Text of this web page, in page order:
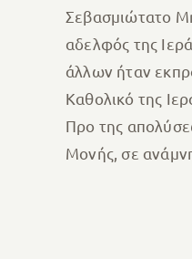
Σεβασμιώτατο
αδελφός της
άλλων ήταν
Καθολικό της
Προ της
Μονής, σε